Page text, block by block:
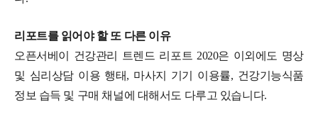
리포트를 읽어야 할 또 다른 이유
오픈서베이 건강관리 트렌드 리포트 2020은 이외에도 명상
및 심리상담 이용 행태, 마사지 기기 이용률, 건강기능식품
정보 습득 및 구매 채널에 대해서도 다루고 있습니다.